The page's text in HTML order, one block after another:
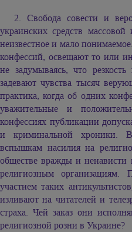
2. Свобода совести и
украинских средств
неизвестное и мало
конфессий, освещают то или
не задумываясь, что
задевают чувства тысяч
практика, когда об одних
уважительные и
конфессиях публикации
и криминальной хроники.
вспышкам насилия на
обществе вражды и
религиозным организациям.
участием таких
изливают на читателей и
страха. Чей заказ они
религиозной розни в Украине?